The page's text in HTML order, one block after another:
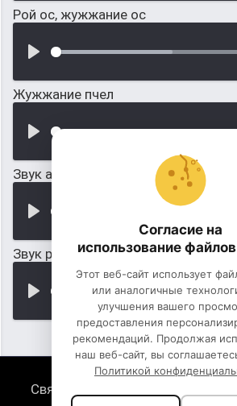
Рой ос, жужжание ос
Жужжание пчел
Звук агрессивной драки двух собак
Звук работы двух вентиляторов
Связь с нами
Политика
Согласие на
использование
Этот веб-сайт использует
или аналогичные
улучшения вашего
предоставления
рекомендаций. Продолжая
наш веб-сайт, вы
Политикой